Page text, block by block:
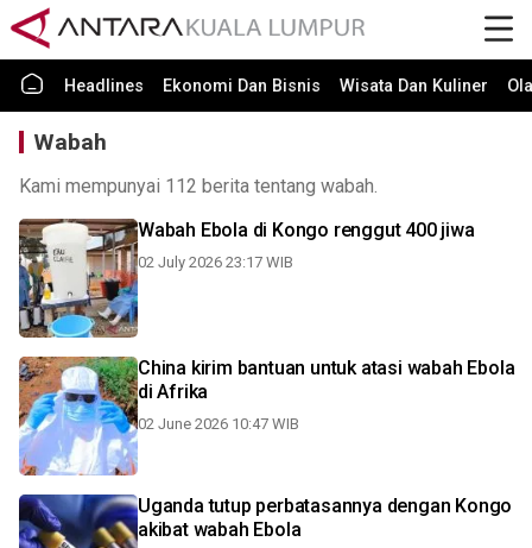
Headlines Ekonomi Dan Bisnis Wisata Dan Kuliner
Wabah
Kami mempunyai 112 berita tentang wabah.
Wabah Ebola di Kongo renggut 400 jiwa
02 July 2026 23:17 WIB
China kirim bantuan untuk atasi wabah Ebola
di Afrika
02 June 2026 10:47 WIB
Uganda tutup perbatasannya dengan Kongo
akibat wabah Ebola